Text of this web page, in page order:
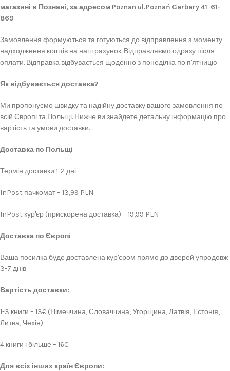
магазині в Познані, за адресом Poznan ul.Poznań Garbary 41 61-
869
Замовлення формуються та готуються до відправлення з моменту
надходження коштів на наш рахунок. Відправляємо одразу після
оплати. Відправка відбувається щоденно з понеділка по п'ятницю.
Як відбувається доставка?
Ми пропонуємо швидку та надійну доставку вашого замовлення по
всій Європі та Польщі. Нижче ви знайдете детальну інформацію про
вартість та умови доставки.
Доставка по Польщі
Термін доставки 1-2 дні
InPost пачкомат – 13,99 PLN
InPost кур'єр (прискорена доставка) – 19,99 PLN
Доставка по Європі
Ваша посилка буде доставлена кур'єром прямо до дверей упродовж
3-7 днів.
Вартість доставки:
1-3 книги – 13€ (Німеччина, Словаччина, Угорщина, Латвія, Естонія,
Литва, Чехія)
4 книги і більше – 16€
Для всіх інших країн Європи: